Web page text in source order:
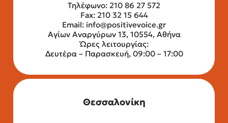
Τηλέφωνο: 210 86 27 572
Fax: 210 32 15 644
Email: info@positivevoice.gr
Αγίων Αναργύρων 13, 10554, Αθήνα
Ώρες λειτουργίας:
Δευτέρα – Παρασκευή, 09:00 – 17:00
Θεσσαλονίκη